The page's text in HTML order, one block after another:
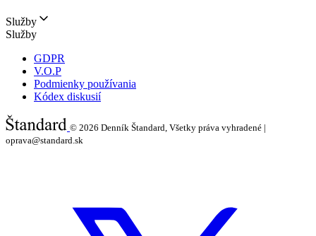
Služby
Služby
GDPR
V.O.P
Podmienky používania
Kódex diskusií
© 2026 Denník Štandard, Všetky práva vyhradené |
oprava@standard.sk